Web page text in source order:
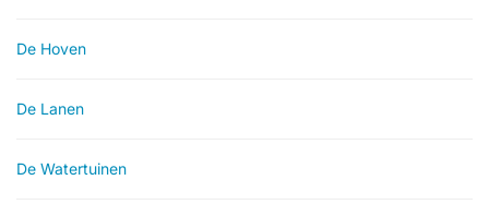
De Hoven
De Lanen
De Watertuinen